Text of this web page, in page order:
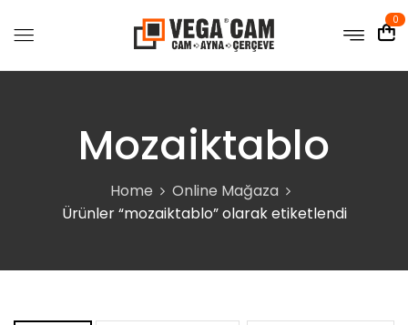
0
Mozaiktablo
Home
Online Mağaza
Ürünler “mozaiktablo” olarak etiketlendi